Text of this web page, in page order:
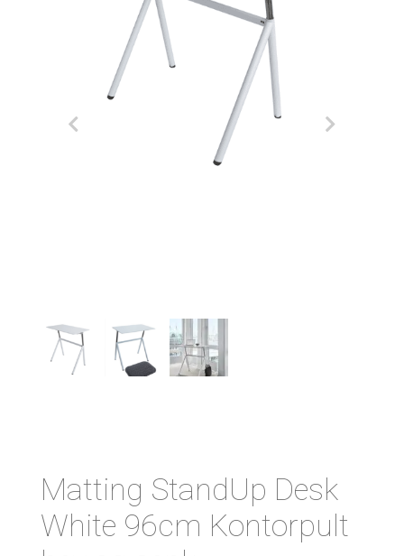
Matting StandUp Desk
White 96cm Kontorpult